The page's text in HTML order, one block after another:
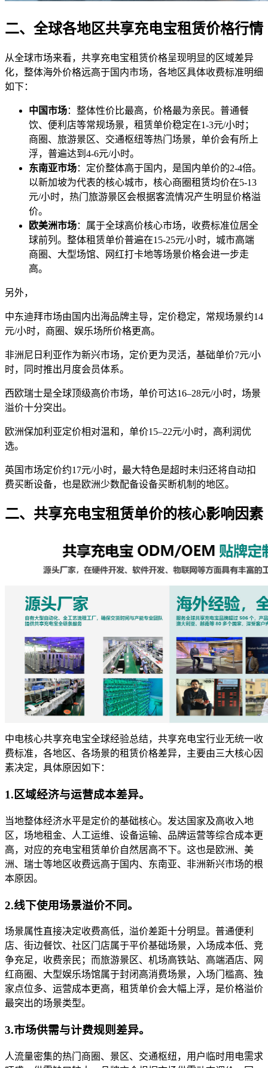
二、全球各地区共享充电宝租赁价格行情
从全球市场来看，共享充电宝租赁价格呈现明显的区域差异
化，整体海外价格远高于国内市场，各地区具体收费标准明细
如下：
中国市场：整体性价比最高，价格最为亲民。普通餐
饮、便利店等常规场景，租赁单价稳定在1-3元/小时；
商圈、旅游景区、交通枢纽等热门场景，单价会有所上
浮，普遍达到4-6元/小时。
东南亚市场：定价整体高于国内，是国内单价的2-4倍。
以新加坡为代表的核心城市，核心商圈租赁均价在5-13
元/小时，热门旅游景区会根据客流情况产生明显价格溢
价。
欧美洲市场：属于全球高价核心市场，收费标准位居全
球前列。整体租赁单价普遍在15-25元/小时，城市高端
商圈、大型场馆、网红打卡地等场景价格会进一步走
高。
另外，
中东迪拜市场由国内出海品牌主导，定价稳定，常规场景约14
元/小时，商圈、娱乐场所价格更高。
非洲尼日利亚作为新兴市场，定价更为灵活，基础单价7元/小
时，同时推出月度会员体系。
西欧瑞士是全球顶级高价市场，单价可达16–28元/小时，场景
溢价十分突出。
欧洲保加利亚定价相对温和，单价15–22元/小时，高利润优
选。
英国市场定价约17元/小时，最大特色是超时未归还将自动扣
费买断设备，也是欧洲少数配备设备买断机制的地区。
二、共享充电宝租赁单价的核心影响因素
中电核心共享充电宝全球经验总结，共享充电宝行业无统一收
费标准，各地区、各场景的租赁价格差异，主要由三大核心因
素决定，具体原因如下：
1.区域经济与运营成本差异。
当地整体经济水平是定价的基础核心。发达国家及高收入地
区，场地租金、人工运维、设备运输、品牌运营等综合成本更
高，对应的充电宝租赁单价自然居高不下。这也是欧洲、美
洲、瑞士等地区收费远高于国内、东南亚、非洲新兴市场的根
本原因。
2.线下使用场景溢价不同。
场景属性直接决定收费高低，溢价差距十分明显。普通便利
店、街边餐饮、社区门店属于平价基础场景，入场成本低、竞
争充足，收费亲民；而旅游景区、机场高铁站、高端酒店、网
红商圈、大型娱乐场馆属于封闭高消费场景，入场门槛高、独
家点位多、运营成本更高，租赁单价会大幅上浮，是价格溢价
最突出的场景类型。
3.市场供需与计费规则差异。
人流量密集的热门商圈、景区、交通枢纽，用户临时用电需求